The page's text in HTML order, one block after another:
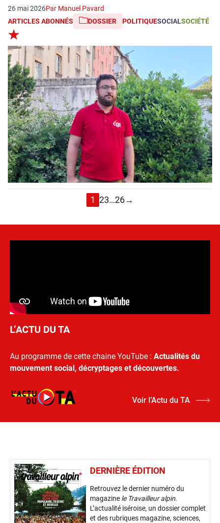
26 mai 2026Par Manuel Pavard
ARTICLES ABONNÉS
DOSSIER POLITIQUESOCIALSOCIÉTÉ
1 23…26→
L’ACTU DU TA
Au programme de cette chaine YouTube : Actualités du
mouvement social, décryptages et découvertes.
Voir l’Actu du TA
DERNIÈRE ÉDITION
Retrouvez le dernier numéro du
magazine le Travailleur alpin.
L’actualité iséroise, un dossier complet
et des rubriques magazine, sciences,